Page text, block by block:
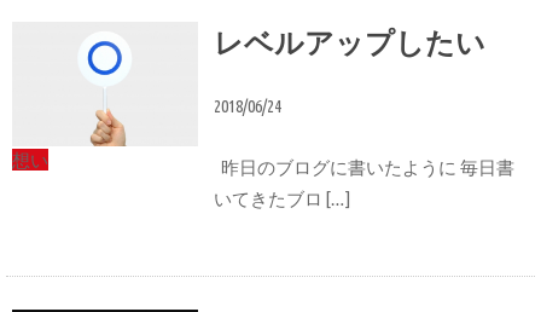
想い
レベルアップしたい
2018/06/24
昨日のブログに書いたように 毎日書
いてきたブロ […]